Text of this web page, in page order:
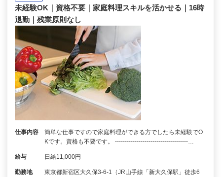
未経験OK｜資格不要｜家庭料理スキルを活かせる｜16時
退勤｜残業原則なし
仕事内容
簡単な仕事ですので家庭料理ができる方でしたら未経験でO
Kです。資格も不要です。 -------------------------------------…
給与 日給11,000円
勤務地
東京都新宿区大久保3-6-1（JR山手線「新大久保駅」徒歩6